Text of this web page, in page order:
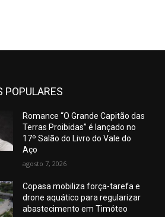
POPULARES
Romance “O Grande Capitão das
Terras Proibidas” é lançado no
17º Salão do Livro do Vale do
Aço
agosto 7, 2026
Copasa mobiliza força-tarefa e
drone aquático para regularizar
abastecimento em Timóteo